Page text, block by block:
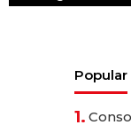
Popular
1.